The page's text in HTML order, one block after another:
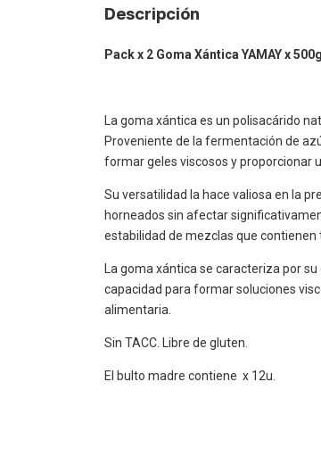
Descripción
Pack x 2 Goma Xántica YAMAY x
La goma xántica es un polisacárido
Proveniente de la fermentación de
formar geles viscosos y proporcionar
Su versatilidad la hace valiosa en la
horneados sin afectar
estabilidad de mezclas que contienen
La goma xántica se caracteriza por
capacidad para formar soluciones
alimentaria.
Sin TACC. Libre de gluten.
El bulto madre contiene x 12u.